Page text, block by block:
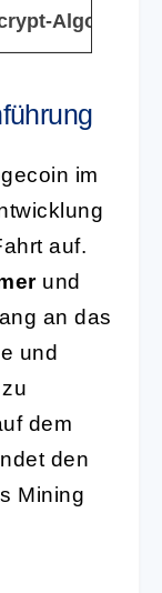
im
auf.
und
an das
und
dem
den
Mining